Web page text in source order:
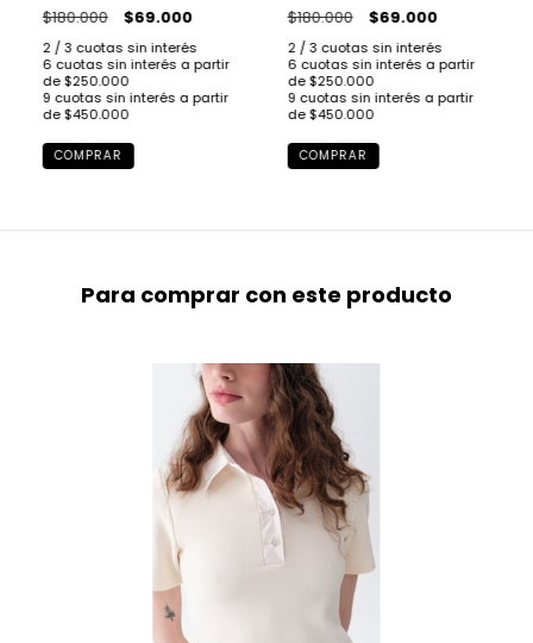
$180.000 $69.000
COMPRAR
$180.000 $69.000
COMPRAR
Para comprar con este producto